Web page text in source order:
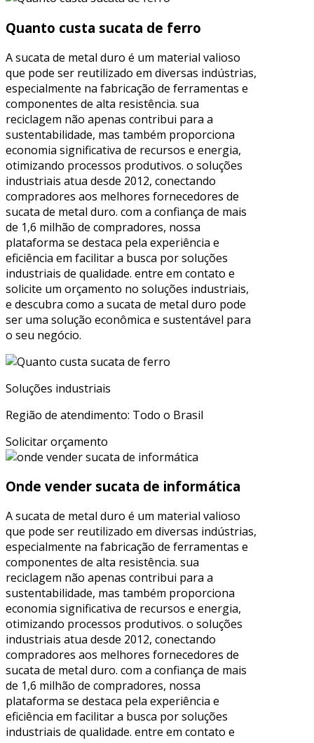
Quanto custa sucata de ferro
A sucata de metal duro é um material valioso
que pode ser reutilizado em diversas indústrias,
especialmente na fabricação de ferramentas e
componentes de alta resistência. sua
reciclagem não apenas contribui para a
sustentabilidade, mas também proporciona
economia significativa de recursos e energia,
otimizando processos produtivos. o soluções
industriais atua desde 2012, conectando
compradores aos melhores fornecedores de
sucata de metal duro. com a confiança de mais
de 1,6 milhão de compradores, nossa
plataforma se destaca pela experiência e
eficiência em facilitar a busca por soluções
industriais de qualidade. entre em contato e
solicite um orçamento no soluções industriais,
e descubra como a sucata de metal duro pode
ser uma solução econômica e sustentável para
o seu negócio.
Soluções industriais
Região de atendimento: Todo o Brasil
Solicitar orçamento
Onde vender sucata de informática
A sucata de metal duro é um material valioso
que pode ser reutilizado em diversas indústrias,
especialmente na fabricação de ferramentas e
componentes de alta resistência. sua
reciclagem não apenas contribui para a
sustentabilidade, mas também proporciona
economia significativa de recursos e energia,
otimizando processos produtivos. o soluções
industriais atua desde 2012, conectando
compradores aos melhores fornecedores de
sucata de metal duro. com a confiança de mais
de 1,6 milhão de compradores, nossa
plataforma se destaca pela experiência e
eficiência em facilitar a busca por soluções
industriais de qualidade. entre em contato e